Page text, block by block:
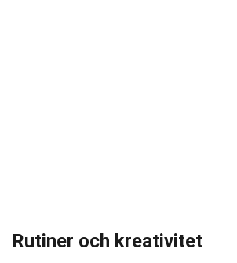
Rutiner och kreativitet